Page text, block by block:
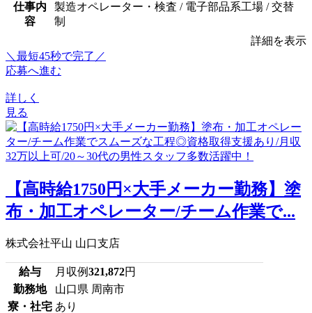
仕事内
容
製造オペレーター・検査 / 電子部品系工場 / 交替
制
詳細を表示
＼最短45秒で完了／
応募へ進む
詳しく
見る
【高時給1750円×大手メーカー勤務】塗
布・加工オペレーター/チーム作業で...
株式会社平山 山口支店
給与 月収例321,872円
勤務地
山口県 周南市
寮・社宅 あり